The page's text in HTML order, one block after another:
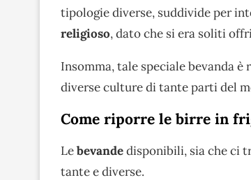
tipologie diverse, suddivide per
religioso, dato che si era soliti
Insomma, tale speciale bevanda
diverse culture di tante parti del
Come riporre le birre in
Lebevandedisponibili, sia che ci
tante e diverse.